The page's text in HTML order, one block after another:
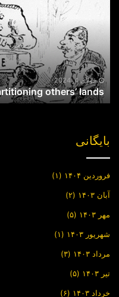
جولای 4, 2024
others’ lands
بایگانی
فروردین ۱۴۰۴ (۱)
آبان ۱۴۰۳ (۲)
مهر ۱۴۰۳ (۵)
شهریور ۱۴۰۳ (۱)
مرداد ۱۴۰۳ (۳)
تیر ۱۴۰۳ (۵)
خرداد ۱۴۰۳ (۶)